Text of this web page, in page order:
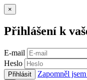
×
Přihlášení k
E-mail
Heslo
Přihlásit Zapomněl